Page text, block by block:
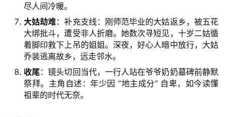
尽人间冷暖。
大姑劫难：补充支线：刚师范毕业的大姑返乡，被五花
大绑批斗，遭受非人折磨。她数次寻短见，十岁二姑循
着脚印救下上吊的姐姐。深夜，好心人暗中放行，大姑
乔装逃离故乡，远走邻水。
收尾 ：镜头切回当代，一行人站在爷爷奶奶墓碑前静默
祭拜。主角自述：年少因 “地主成分” 自卑，如今读懂
祖辈的时代无奈。